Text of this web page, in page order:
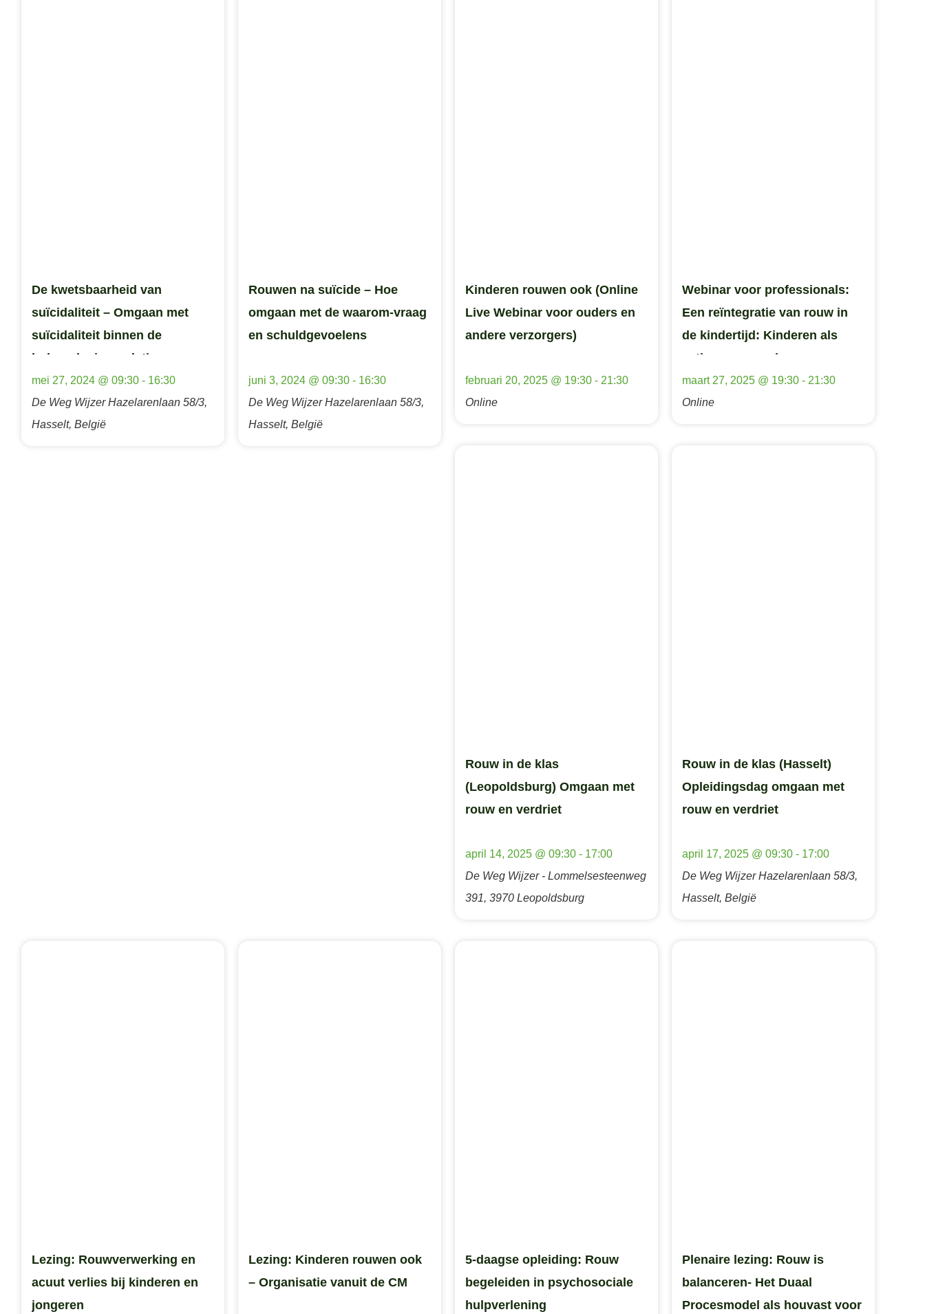
De kwetsbaarheid van
suïcidaliteit – Omgaan met
suïcidaliteit binnen de
hulpverleningsrelatie
mei 27, 2024 @ 09:30 - 16:30
De Weg WijzerHazelarenlaan 58/3,
Hasselt, België
Rouwen na suïcide – Hoe
omgaan met de waarom-vraag
en schuldgevoelens
juni 3, 2024 @ 09:30 - 16:30
De Weg WijzerHazelarenlaan 58/3,
Hasselt, België
Kinderen rouwen ook (Online
Live Webinar voor ouders en
andere verzorgers)
februari 20, 2025 @ 19:30 - 21:30
Online
Webinar voor professionals:
Een reïntegratie van rouw in
de kindertijd: Kinderen als
actieve wezens in een
transactioneel proces
maart 27, 2025 @ 19:30 - 21:30
Online
Rouw in de klas
(Leopoldsburg) Omgaan met
rouw en verdriet
april 14, 2025 @ 09:30 - 17:00
De Weg Wijzer - Lommelsesteenweg
391, 3970 Leopoldsburg
Rouw in de klas (Hasselt)
Opleidingsdag omgaan met
rouw en verdriet
april 17, 2025 @ 09:30 - 17:00
De Weg WijzerHazelarenlaan 58/3,
Hasselt, België
Lezing: Rouwverwerking en
acuut verlies bij kinderen en
jongeren
Lezing: Kinderen rouwen ook
– Organisatie vanuit de CM
5-daagse opleiding: Rouw
begeleiden in psychosociale
hulpverlening
Plenaire lezing: Rouw is
balanceren- Het Duaal
Procesmodel als houvast voor